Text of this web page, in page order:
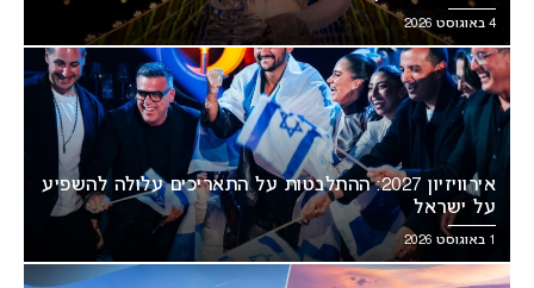
4 באוגוסט 2026
אירוויזיון 2027: ההתלבטות על התאריכים עלולה להשפיע
על ישראל
1 באוגוסט 2026